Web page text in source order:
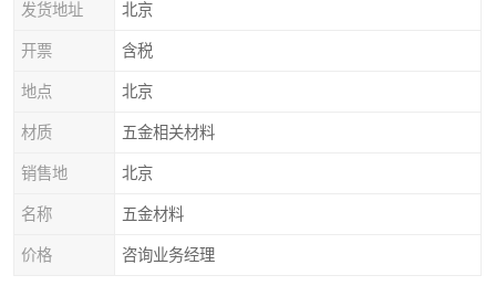
发货地址 北京
开票 含税
地点 北京
材质 五金相关材料
销售地 北京
名称 五金材料
价格 咨询业务经理